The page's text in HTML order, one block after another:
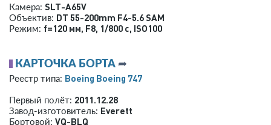
Камера: SLT-A65V
Объектив: DT 55-200mm F4-5.6 SAM
Режим: f=120 мм, F8, 1/800 с, ISO100
КАРТОЧКА БОРТА ➦
Реестр типа: Boeing Boeing 747
Первый полёт: 2011.12.28
Завод-изготовитель: Everett
Бортовой: VQ-BLQ